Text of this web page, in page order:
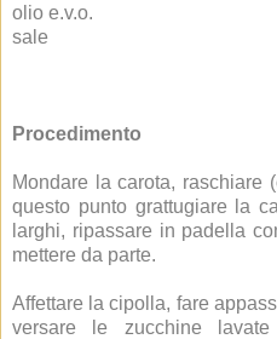
olio e.v.o.
sale
Procedimento
Mondare la carota, raschiare
questo punto grattugiare la
larghi, ripassare in padella
mettere da parte.
Affettare la cipolla, fare
versare le zucchine